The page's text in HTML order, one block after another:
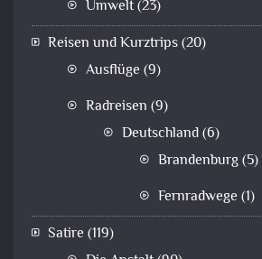
Umwelt(23)
Reisen und Kurztrips(20)
Ausflüge (9)
Radreisen (9)
Deutschland(6)
Brandenburg(5)
Fernradwege (1)
Satire (119)